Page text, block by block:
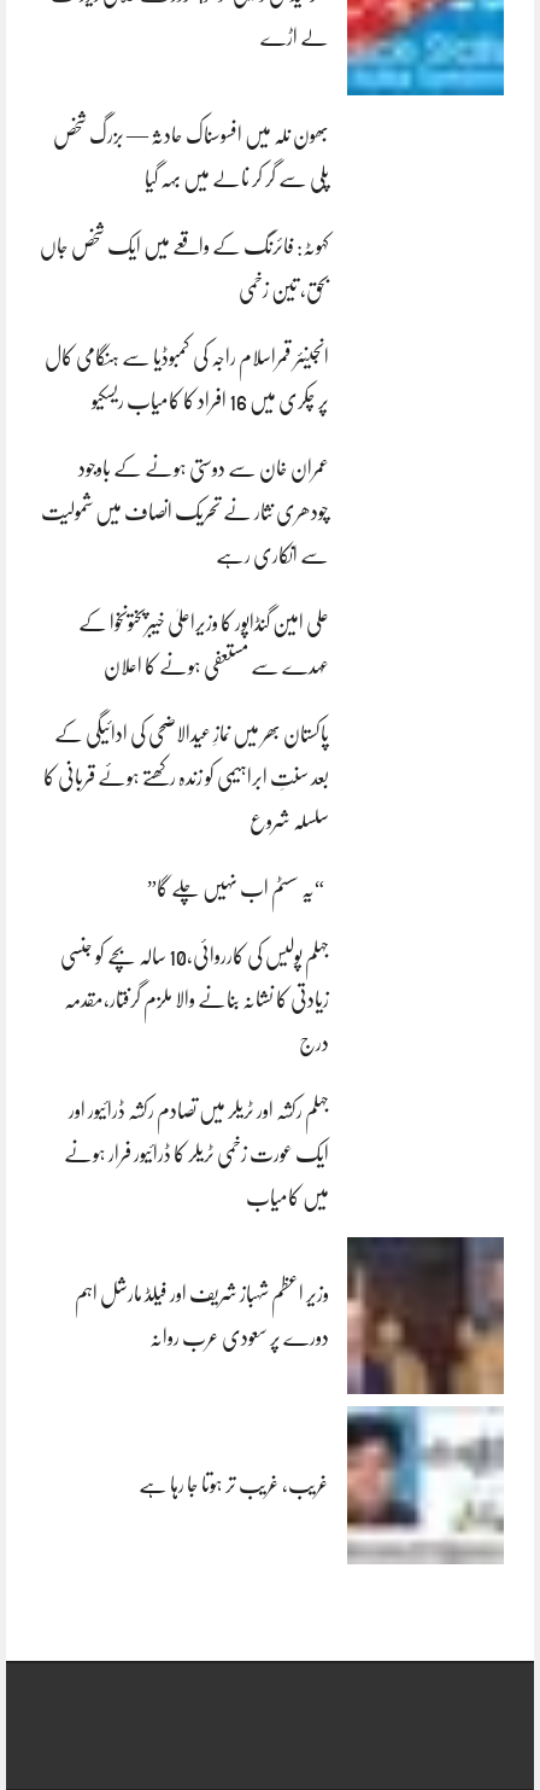
لے اڑے
بھون نلہ میں افسوسناک حادثہ — بزرگ شخص
پلی سے گر کر نالے میں بہہ گیا
کہوٹہ: فائرنگ کے واقعے میں ایک شخص جاں
بحق، تین زخمی
انجینئر قمراسلام راجہ کی کمبوڈیا سے ہنگامی کال
پر چکری میں 16 افراد کا کامیاب ریسکیو
عمران خان سے دوستی ہونے کے باوجود
چودھری نثار نے تحریک انصاف میں شمولیت
سے انکاری رہے
علی امین گنڈاپور کا وزیراعلیٰ خیبرپختونخوا کے
عہدے سے مستعفی ہونے کا اعلان
پاکستان بھر میں نمازِ عیدالاضحی کی ادائیگی کے
بعد سنتِ ابراہیمی کو زندہ رکھتے ہوئے قربانی کا
سلسلہ شروع
“یہ سسٹم اب نہیں چلے گا”
جہلم پولیس کی کارروائی،10 سالہ بچے کو جنسی
زیادتی کا نشانہ بنانے والا ملزم گرفتار،مقدمہ
درج
جہلم رکشہ اور ٹریلر میں تصادم رکشہ ڈرائیور اور
ایک عورت زخمی ٹریلر کا ڈرائیور فرار ہونے
میں کامیاب
وزیر اعظم شہباز شریف اور فیلڈ مارشل اہم
دورے پر سعودی عرب روانہ
غریب، غریب تر ہوتا جا رہا ہے